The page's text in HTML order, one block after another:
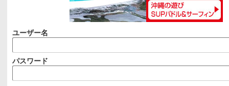
ユーザー名
パスワード